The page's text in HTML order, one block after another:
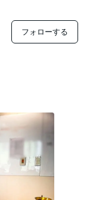
フォローする